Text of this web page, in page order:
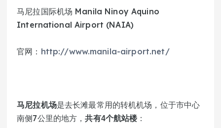
马尼拉国际机场 Manila Ninoy Aquino
International Airport (NAIA)
官网： http://www.manila-airport.net/
马尼拉机场是去长滩最常用的转机机场，位于市中心
南侧7公里的地方，共有4个航站楼 ：